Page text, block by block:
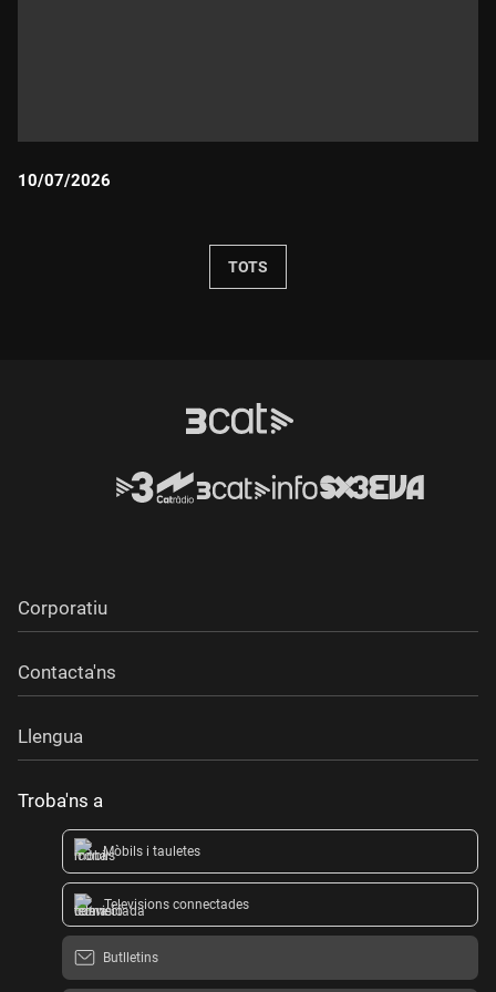
10/07/2026
TOTS
Corporatiu
Contacta'ns
Llengua
Troba'ns a
Mòbils i tauletes
Televisions connectades
Butlletins